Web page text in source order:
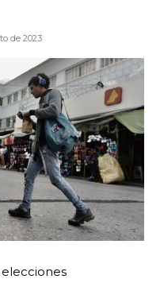
de 2023
elecciones